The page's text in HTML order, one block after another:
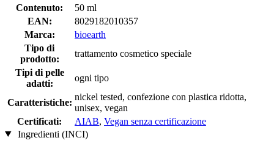
Contenuto:
50 ml
EAN:
8029182010357
Marca:
bioearth
Tipo di
prodotto:
trattamento cosmetico speciale
Tipi di pelle
adatti:
ogni tipo
Caratteristiche:
nickel tested, confezione con plastica ridotta,
unisex, vegan
Certificati:
AIAB, Vegan senza certificazione
Ingredienti (INCI)